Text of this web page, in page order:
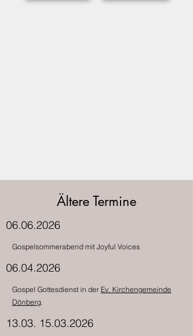
Ältere Termine
06.06.2026
Gospelsommerabend mit Joyful Voices
06.04.2026
Gospel Gottesdienst in der Ev. Kirchengemeinde
Dönberg.
13.03. 15.03.2026